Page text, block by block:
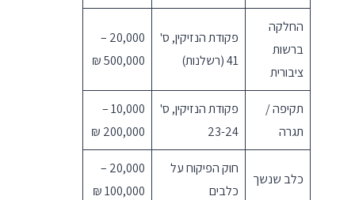
החלקה
ברשות
ציבורית
פקודת הנזיקין, ס'
41 (רשלנות)
20,000 –
500,000 ₪
תקיפה /
תגרה
פקודת הנזיקין, ס'
23-24
10,000 –
200,000 ₪
כלב שנשך
חוק הפיקוח על
כלבים
20,000 –
100,000 ₪